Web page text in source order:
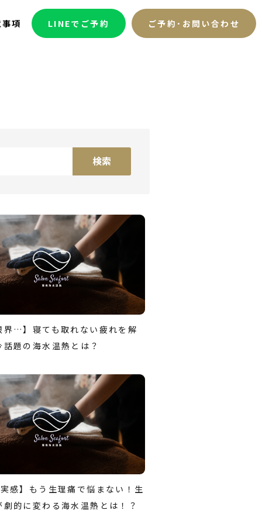
項 LINEでご予約 ご予約･お問い合わせ
界…】寝ても取れない疲れを解
話題の海水温熱とは？
感】もう生理痛で悩まない！生
劇的に変わる海水温熱とは！？